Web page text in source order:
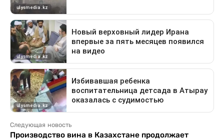
Следующая новость
Производство вина в Казахстане продолжает